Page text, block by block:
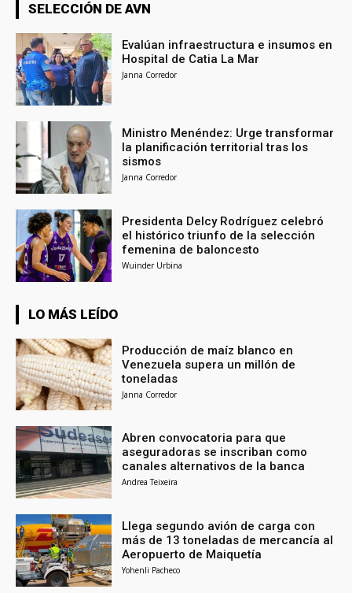
SELECCIÓN DE AVN
Evalúan infraestructura e insumos en
Hospital de Catia La Mar
Janna Corredor
Ministro Menéndez: Urge transformar
la planificación territorial tras los
sismos
Janna Corredor
Presidenta Delcy Rodríguez celebró
el histórico triunfo de la selección
femenina de baloncesto
Wuinder Urbina
LO MÁS LEÍDO
Producción de maíz blanco en
Venezuela supera un millón de
toneladas
Janna Corredor
Abren convocatoria para que
aseguradoras se inscriban como
canales alternativos de la banca
Andrea Teixeira
Llega segundo avión de carga con
más de 13 toneladas de mercancía al
Aeropuerto de Maiquetía
Yohenli Pacheco